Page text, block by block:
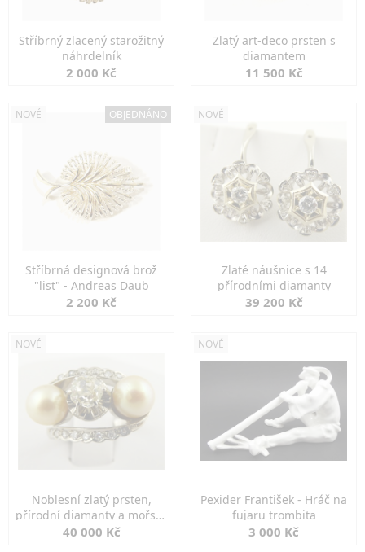
Stříbrný zlacený starožitný
náhrdelník
2 000 Kč
Zlatý art-deco prsten s
diamantem
11 500 Kč
NOVÉ OBJEDNÁNO
Stříbrná designová brož
"list" - Andreas Daub
2 200 Kč
NOVÉ
Zlaté náušnice s 14
přírodními diamanty
39 200 Kč
NOVÉ
Noblesní zlatý prsten,
přírodní diamanty a mořské
perly
40 000 Kč
NOVÉ
Pexider František - Hráč na
fujaru trombita
3 000 Kč